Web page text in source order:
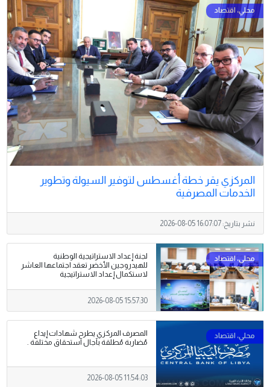
المركزي يقر خطة أغسطس لتوفير السيولة وتطوير
الخدمات المصرفية
نشر بتاريخ:2026-08-05 16:07:07
لجنة إعداد الاستراتيجية الوطنية
للهيدروجين الأخضر تعقد اجتماعها العاشر
لاستكمال إعداد الاستراتيجية
2026-08-05 15:57:30
المصرف المركزي يطرح شهادات إيداع
مُضاربة مُطلقة بآجال استحقاق مختلفة .
2026-08-05 11:54:03